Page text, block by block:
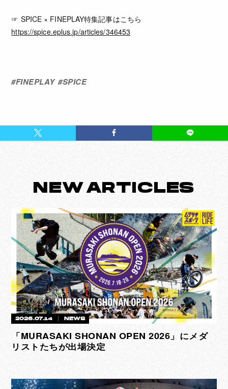
☞ SPICE × FINEPLAY特集記事はこちら
https://spice.eplus.jp/articles/346453
#FINEPLAY #SPICE
NEWARTICLES
2026.07.14 NEWS
「MURASAKI SHONAN OPEN 2026」にメダ
リストたちが出場決定